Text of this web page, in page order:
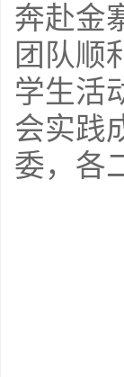
奔赴金
团队顺
学生活
会实践
委，各